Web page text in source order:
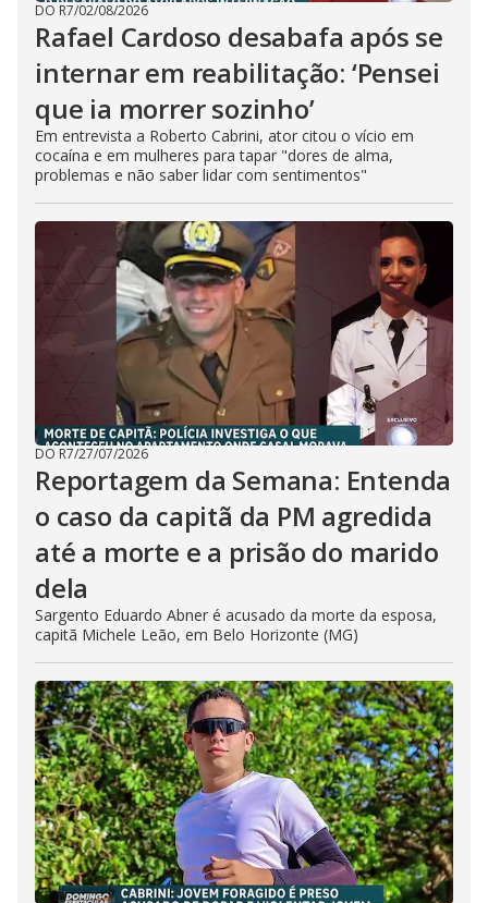
DO R7/02/08/2026
Rafael Cardoso desabafa após se
internar em reabilitação: ‘Pensei
que ia morrer sozinho’
Em entrevista a Roberto Cabrini, ator citou o vício em
cocaína e em mulheres para tapar "dores de alma,
problemas e não saber lidar com sentimentos"
DO R7/27/07/2026
Reportagem da Semana: Entenda
o caso da capitã da PM agredida
até a morte e a prisão do marido
dela
Sargento Eduardo Abner é acusado da morte da esposa,
capitã Michele Leão, em Belo Horizonte (MG)